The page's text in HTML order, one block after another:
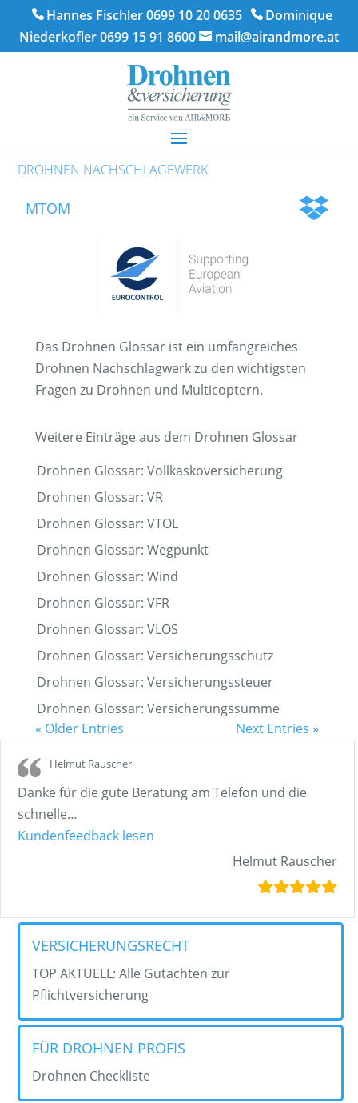
Hannes Fischler 0699 10 20 0635
Dominique
Niederkofler 0699 15 91 8600
mail@airandmore.at
DROHNEN NACHSCHLAGEWERK
MTOM
Das Drohnen Glossar ist ein umfangreiches
Drohnen Nachschlagwerk zu den wichtigsten
Fragen zu Drohnen und Multicoptern.
Weitere Einträge aus dem Drohnen Glossar
Drohnen Glossar: Vollkaskoversicherung
Drohnen Glossar: VR
Drohnen Glossar: VTOL
Drohnen Glossar: Wegpunkt
Drohnen Glossar: Wind
Drohnen Glossar: VFR
Drohnen Glossar: VLOS
Drohnen Glossar: Versicherungsschutz
Drohnen Glossar: Versicherungssteuer
Drohnen Glossar: Versicherungssumme
« Older Entries
Next Entries »
Helmut Rauscher
Danke für die gute Beratung am Telefon und die
schnelle…
Kundenfeedback lesen
Helmut Rauscher
VERSICHERUNGSRECHT
TOP AKTUELL: Alle Gutachten zur
Pflichtversicherung
FÜR DROHNEN PROFIS
Drohnen Checkliste